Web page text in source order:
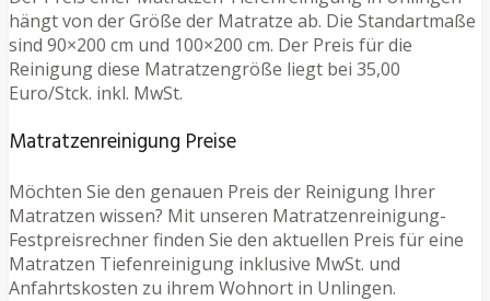
hängt von der Größe der Matratze ab. Die Standartmaße
sind 90×200 cm und 100×200 cm. Der Preis für die
Reinigung diese Matratzengröße liegt bei 35,00
Euro/Stck. inkl. MwSt.
Matratzenreinigung Preise
Möchten Sie den genauen Preis der Reinigung Ihrer
Matratzen wissen? Mit unseren Matratzenreinigung-
Festpreisrechner finden Sie den aktuellen Preis für eine
Matratzen Tiefenreinigung inklusive MwSt. und
Anfahrtskosten zu ihrem Wohnort in Unlingen.